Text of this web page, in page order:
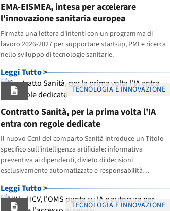
EMA-EISMEA, intesa per accelerare
l'innovazione sanitaria europea
Firmata una lettera d'intenti con un programma di
lavoro 2026-2027 per supportare start-up, PMI e ricerca
nello sviluppo di tecnologie sanitarie.
Leggi Tutto >
TECNOLOGIA E INNOVAZIONE
Contratto Sanità, per la prima volta l'IA
entra con regole dedicate
Il nuovo Ccnl del comparto Sanità introduce un Titolo
specifico sull'intelligenza artificiale: informativa
preventiva ai dipendenti, divieto di decisioni
esclusivamente automatizzate e responsabilità
Leggi Tutto >
TECNOLOGIA E INNOVAZIONE